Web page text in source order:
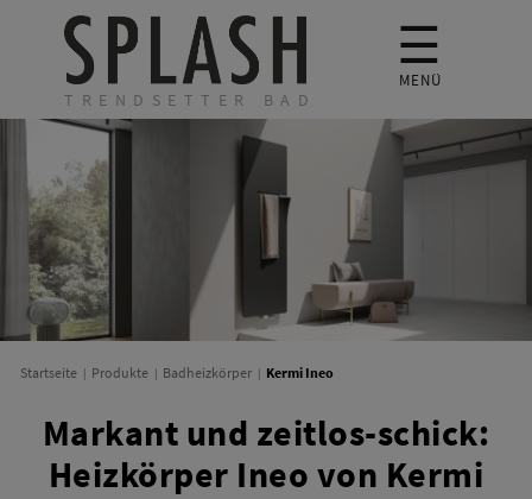
TRENDSETTER BAD
☰
MENÜ
Startseite Produkte Badheizkörper Kermi Ineo
Markant und zeitlos-schick:
Heizkörper Ineo von Kermi